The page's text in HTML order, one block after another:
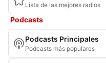
Lista de las mejores radios
Podcasts
Podcasts Principales
Podcasts más populares